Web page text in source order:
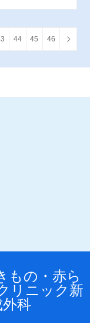
44 45 46
もの・赤ら
リニック新
科